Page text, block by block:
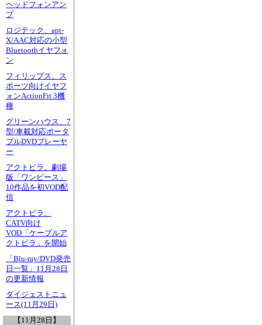
ヘッドフォンアン
プ
ロジテック、apt-
X/AAC対応の小型
Bluetoothイヤフォ
ン
フィリップス、ス
ポーツ向けイヤフ
ォンActionFit 3機
種
グリーンハウス、7
型/車載対応ポータ
ブルDVDプレーヤ
ー
アクトビラ、劇場
版「ワンピース」
10作品を初VOD配
信
アクトビラ、
CATV向け
VOD「ケーブルア
クトビラ」を開始
「Blu-ray/DVD発売
日一覧」11月28日
の更新情報
ダイジェストニュ
ース(11月29日)
【11月28日】